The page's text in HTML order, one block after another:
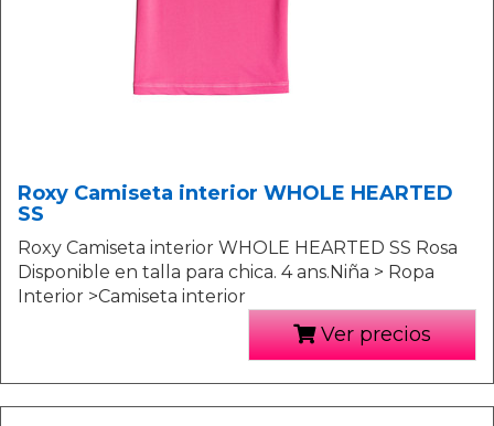
Roxy Camiseta interior WHOLE HEARTED
SS
Roxy Camiseta interior WHOLE HEARTED SS Rosa
Disponible en talla para chica. 4 ans.Niña > Ropa
Interior >Camiseta interior
Ver precios